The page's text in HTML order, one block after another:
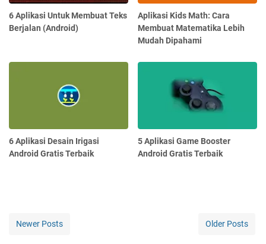
6 Aplikasi Untuk Membuat Teks
Berjalan (Android)
Aplikasi Kids Math: Cara
Membuat Matematika Lebih
Mudah Dipahami
6 Aplikasi Desain Irigasi
Android Gratis Terbaik
5 Aplikasi Game Booster
Android Gratis Terbaik
Newer Posts Older Posts